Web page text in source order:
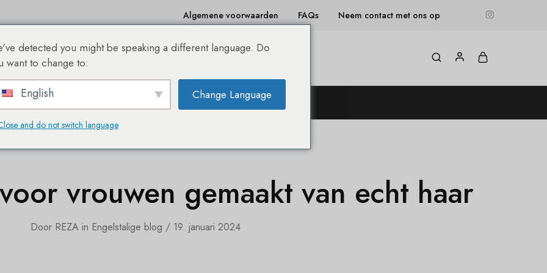
Algemene voorwaarden FAQs Neem contact met ons op
Winkelen Bestseller Sale % Over ons
DE NIEUWE SHE® HAIREXTENSION WEBSHOP!
echt haar
vrouwen gemaakt van echt haar
Door REZA in Engelstalige blog 19. januari 2024
detected you might be speaking a different language. Do
want to change to:
English Change Language
and do not switch language